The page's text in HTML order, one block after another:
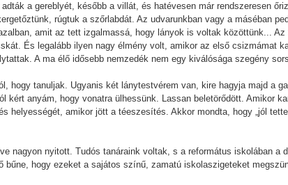
a gereblyét, később a villát, és hatévesen már rendszeresen
rúgtuk a szőrlabdát. Az udvarunkban vagy a máséban
amit az tett izgalmassá, hogy lányok is voltak közöttünk... Az
És legalább ilyen nagy élmény volt, amikor az első csizmámat
A ma élő idősebb nemzedék nem egy kiválósága szegény
hogy tanuljak. Ugyanis két lánytestvérem van, kire hagyja majd a
anyám, hogy vonatra ülhessünk. Lassan beletörődött. Amikor
helyességét, amikor jött a téeszesítés. Akkor mondta, hogy „jól
nagyon nyitott. Tudós tanáraink voltak, s a református iskolában a
hogy ezeket a sajátos színű, zamatú iskolaszigeteket